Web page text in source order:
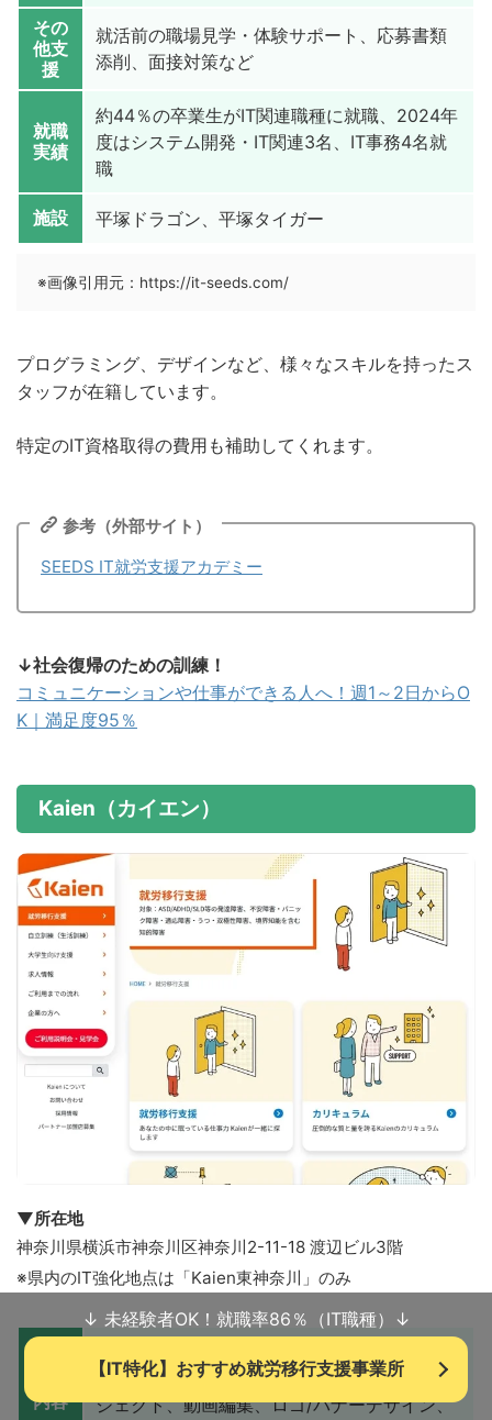
その
他支
援
就活前の職場見学・体験サポート、応募書類
添削、面接対策など
就職
実績
約44％の卒業生がIT関連職種に就職、2024年
度はシステム開発・IT関連3名、IT事務4名就
職
施設 平塚ドラゴン、平塚タイガー
※画像引用元：https://it-seeds.com/
プログラミング、デザインなど、様々なスキルを持ったス
タッフが在籍しています。
特定のIT資格取得の費用も補助してくれます。
参考（外部サイト）
SEEDS IT就労支援アカデミー
↓社会復帰のための訓練！
コミュニケーションや仕事ができる人へ！週1～2日からO
K｜満足度95％
Kaien（カイエン）
▼所在地
神奈川県横浜市神奈川区神奈川2-11-18 渡辺ビル3階
※県内のIT強化地点は「Kaien東神奈川」のみ
内容
ェクト、DTP、データ分析、保守運用系プロ
ジェクト、動画編集、ロゴ/バナーデザイン、
↓ 未経験者OK！就職率86％（IT職種）↓
【IT特化】おすすめ就労移行支援事業所